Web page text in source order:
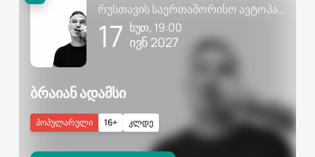
რუსთავის საერთაშორისო ავტოპარკი
17 ხუთ, 19:00
ᲘᲕᲜ 2027
ბრაიან ადამსი
16+ კლდე
პოპულარული